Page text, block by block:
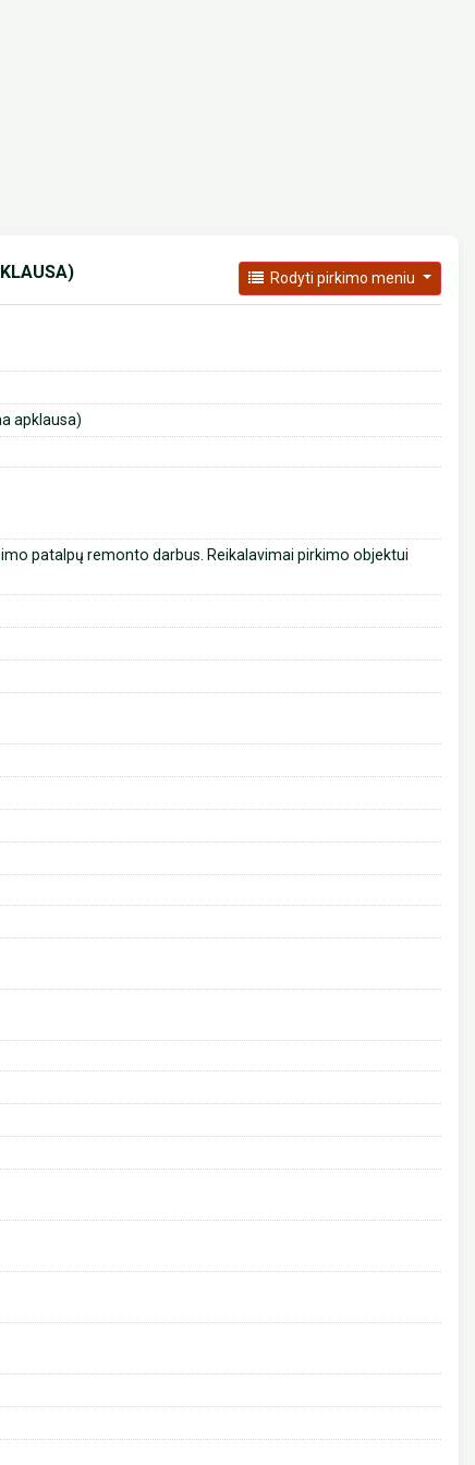
Rodyti pirkimo meniu
apklausa)
patalpų remonto darbus. Reikalavimai pirkimo objektui